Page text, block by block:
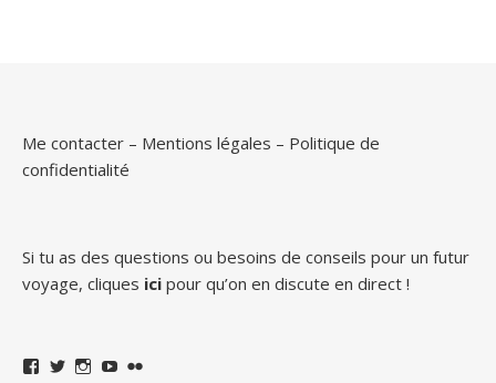
Me contacter – Mentions légales – Politique de
confidentialité
Si tu as des questions ou besoins de conseils pour un futur
voyage, cliques ici pour qu’on en discute en direct !
Facebook
TwitterInstagram
YouTube